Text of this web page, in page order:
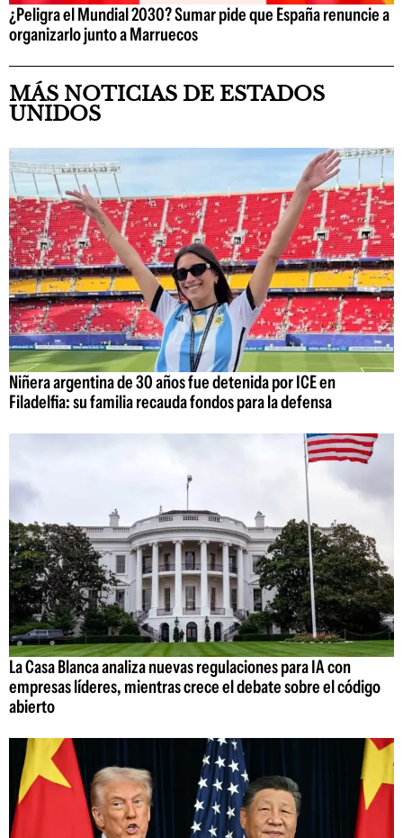
¿Peligra el Mundial 2030? Sumar pide que España renuncie a
organizarlo junto a Marruecos
MÁS NOTICIAS DE ESTADOS
UNIDOS
Niñera argentina de 30 años fue detenida por ICE en
Filadelfia: su familia recauda fondos para la defensa
La Casa Blanca analiza nuevas regulaciones para IA con
empresas líderes, mientras crece el debate sobre el código
abierto